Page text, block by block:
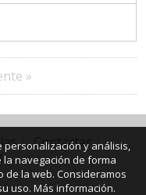
»
Contactar
personalización y análisis,
navegación de forma
de la web. Consideramos
uso. Más información.